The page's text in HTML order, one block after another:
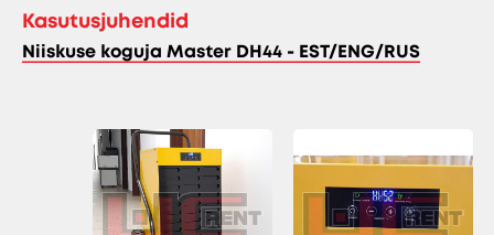
Kasutusjuhendid
Niiskuse koguja Master DH44 - EST/ENG/RUS